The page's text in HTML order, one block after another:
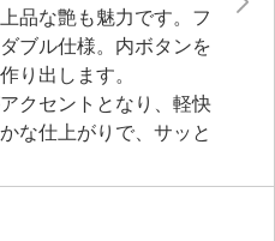
品な艶も魅力です。フ
ブル仕様。内ボタンを
り出します。
クセントとなり、軽快
な仕上がりで、サッと